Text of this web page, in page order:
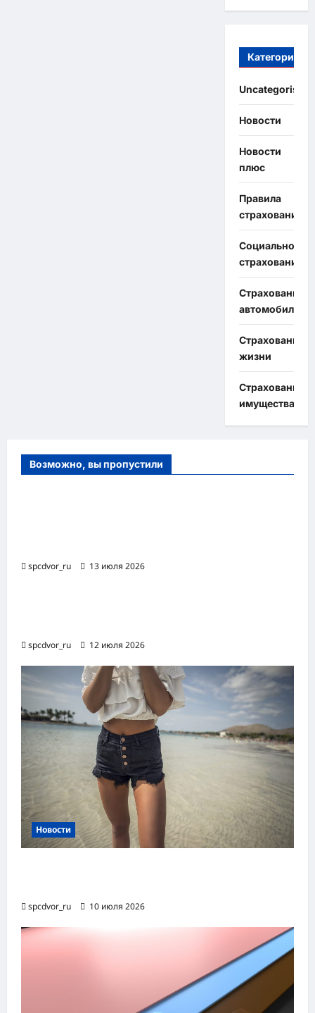
Категории
Uncategorised
Новости
Новости
плюс
Правила
страхования
Социальное
страхование
Страхование
автомобиля
Страхование
жизни
Страхование
имущества
Возможно, вы пропустили
spcdvor_ru 13 июля 2026
spcdvor_ru 12 июля 2026
Новости
spcdvor_ru 10 июля 2026